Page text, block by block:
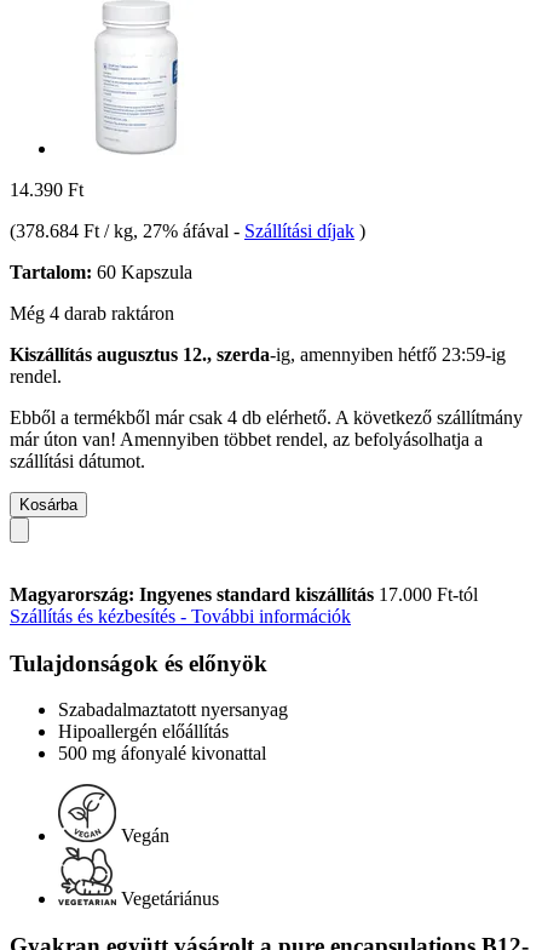
14.390 Ft
(378.684 Ft / kg, 27% áfával - Szállítási díjak )
Tartalom: 60 Kapszula
Még 4 darab raktáron
Kiszállítás augusztus 12., szerda-ig, amennyiben hétfő 23:59-ig
rendel.
Ebből a termékből már csak 4 db elérhető. A következő szállítmány
már úton van! Amennyiben többet rendel, az befolyásolhatja a
szállítási dátumot.
Kosárba
Magyarország: Ingyenes standard kiszállítás 17.000 Ft-tól
Szállítás és kézbesítés - További információk
Tulajdonságok és előnyök
Szabadalmaztatott nyersanyag
Hipoallergén előállítás
500 mg áfonyalé kivonattal
Vegán
Vegetáriánus